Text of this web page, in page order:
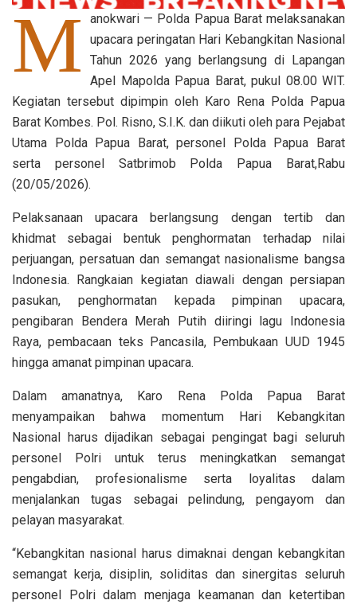
M
anokwari — Polda Papua Barat melaksanakan
upacara peringatan Hari Kebangkitan Nasional
Tahun 2026 yang berlangsung di Lapangan
Apel Mapolda Papua Barat, pukul 08.00 WIT.
Kegiatan tersebut dipimpin oleh Karo Rena Polda Papua
Barat Kombes. Pol. Risno, S.I.K. dan diikuti oleh para Pejabat
Utama Polda Papua Barat, personel Polda Papua Barat
serta personel Satbrimob Polda Papua Barat,Rabu
(20/05/2026).
Pelaksanaan upacara berlangsung dengan tertib dan
khidmat sebagai bentuk penghormatan terhadap nilai
perjuangan, persatuan dan semangat nasionalisme bangsa
Indonesia. Rangkaian kegiatan diawali dengan persiapan
pasukan, penghormatan kepada pimpinan upacara,
pengibaran Bendera Merah Putih diiringi lagu Indonesia
Raya, pembacaan teks Pancasila, Pembukaan UUD 1945
hingga amanat pimpinan upacara.
Dalam amanatnya, Karo Rena Polda Papua Barat
menyampaikan bahwa momentum Hari Kebangkitan
Nasional harus dijadikan sebagai pengingat bagi seluruh
personel Polri untuk terus meningkatkan semangat
pengabdian, profesionalisme serta loyalitas dalam
menjalankan tugas sebagai pelindung, pengayom dan
pelayan masyarakat.
“Kebangkitan nasional harus dimaknai dengan kebangkitan
semangat kerja, disiplin, soliditas dan sinergitas seluruh
personel Polri dalam menjaga keamanan dan ketertiban